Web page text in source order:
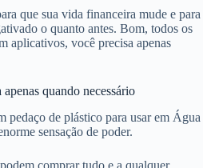
que sua vida financeira mude e para
o quanto antes. Bom, todos os
aplicativos, você precisa apenas
quando necessário
pedaço de plástico para usar em Água
sensação de poder.
comprar tudo e a qualquer